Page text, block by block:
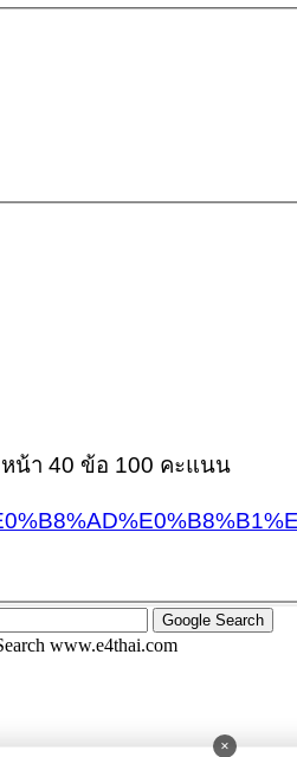
น้า 40 ข้อ 100 คะแนน
www.e4thai.com
×